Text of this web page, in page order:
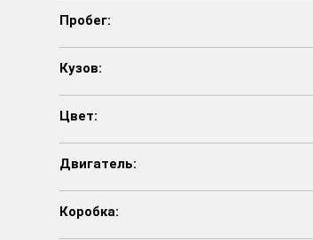
Пробег:
Кузов:
Цвет:
Двигатель:
Коробка: